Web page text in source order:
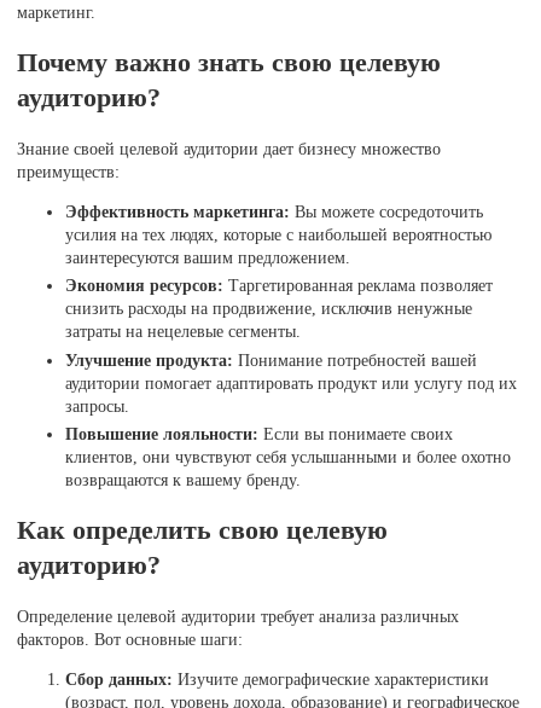
маркетинг.
Почему важно знать свою целевую
аудиторию?
Знание своей целевой аудитории дает бизнесу множество
преимуществ:
Эффективность маркетинга: Вы можете сосредоточить
усилия на тех людях, которые с наибольшей вероятностью
заинтересуются вашим предложением.
Экономия ресурсов: Таргетированная реклама позволяет
снизить расходы на продвижение, исключив ненужные
затраты на нецелевые сегменты.
Улучшение продукта: Понимание потребностей вашей
аудитории помогает адаптировать продукт или услугу под их
запросы.
Повышение лояльности: Если вы понимаете своих
клиентов, они чувствуют себя услышанными и более охотно
возвращаются к вашему бренду.
Как определить свою целевую
аудиторию?
Определение целевой аудитории требует анализа различных
факторов. Вот основные шаги:
Сбор данных: Изучите демографические характеристики
(возраст, пол, уровень дохода, образование) и географическое